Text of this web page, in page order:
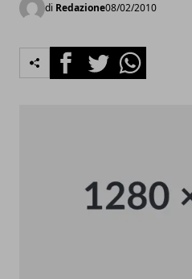
di Redazione08/02/2010
FacebookTwitterWhatsapp